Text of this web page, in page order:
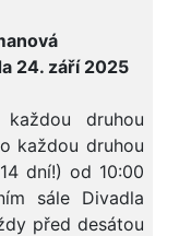
24. září 2025
druhou
každou druhou
dní!) od 10:00
sále Divadla
před desátou